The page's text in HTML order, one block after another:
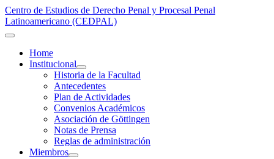
Centro de Estudios de Derecho Penal y Procesal Penal
Latinoamericano (CEDPAL)
Home
Institucional
Historia de la Facultad
Antecedentes
Plan de Actividades
Convenios Académicos
Asociación de Göttingen
Notas de Prensa
Reglas de administración
Miembros